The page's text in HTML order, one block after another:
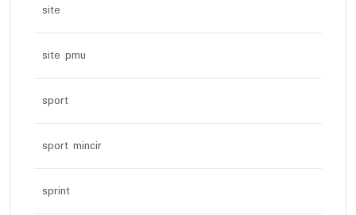
site
site pmu
sport
sport mincir
sprint